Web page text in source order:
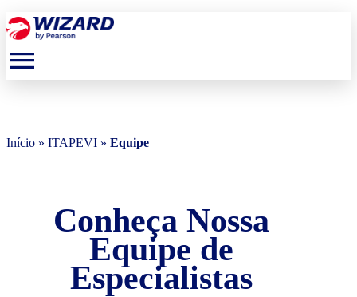
menu
Início » ITAPEVI » Equipe
Conheça Nossa
Equipe de
Especialistas